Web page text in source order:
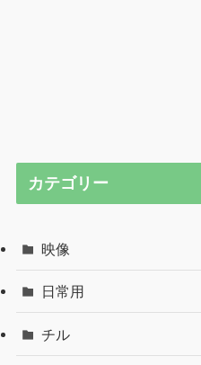
カテゴリー
映像
日常用
チル